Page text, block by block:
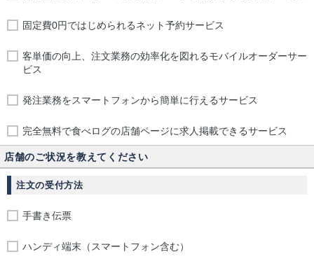
固定費0円ではじめられるネット予約サービス
客単価の向上、注文業務の効率化を図れるモバイルオーダーサー
ビス
発注業務をスマートフォンから簡単に行えるサービス
完全無料で食べログの店舗ページに求人掲載できるサービス
店舗のご状況を教えてください
注文の受付方法
手書き伝票
ハンディ端末（スマートフォン含む）